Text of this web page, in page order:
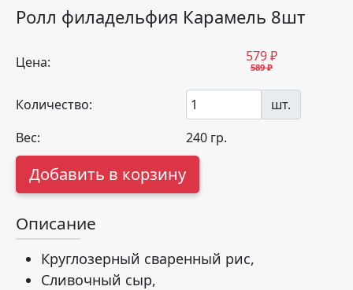
Ролл филадельфия Карамель 8шт
Цена: 579₽
589 ₽
Количество:
шт.
Вес:
240 гр.
Добавить в корзину
Описание
Круглозерный сваренный рис,
Сливочный сыр,